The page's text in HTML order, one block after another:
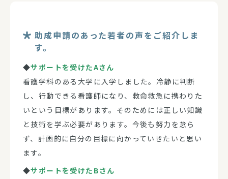
助成申請のあった若者の声をご紹介しま
す。
◆サポートを受けたAさん
看護学科のある大学に入学しました。冷静に判断
し、行動できる看護師になり、救命救急に携わりた
いという目標があります。そのためには正しい知識
と技術を学ぶ必要があります。今後も努力を怠ら
ず、計画的に自分の目標に向かっていきたいと思い
ます。
◆サポートを受けたBさん